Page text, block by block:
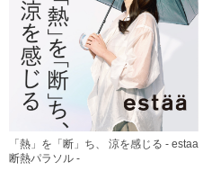
「熱」を「断」ち、 涼を感じる - estaa
断熱パラソル -